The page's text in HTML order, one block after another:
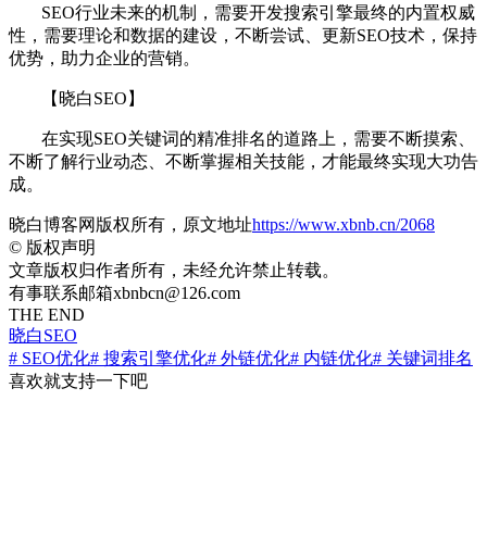
SEO行业未来的机制，需要开发搜索引擎最终的内置权威
性，需要理论和数据的建设，不断尝试、更新SEO技术，保持
优势，助力企业的营销。
【晓白SEO】
在实现SEO关键词的精准排名的道路上，需要不断摸索、
不断了解行业动态、不断掌握相关技能，才能最终实现大功告
成。
晓白博客网版权所有，原文地址https://www.xbnb.cn/2068
© 版权声明
文章版权归作者所有，未经允许禁止转载。
有事联系邮箱xbnbcn@126.com
THE END
晓白SEO
# SEO优化# 搜索引擎优化# 外链优化# 内链优化# 关键词排名
喜欢就支持一下吧